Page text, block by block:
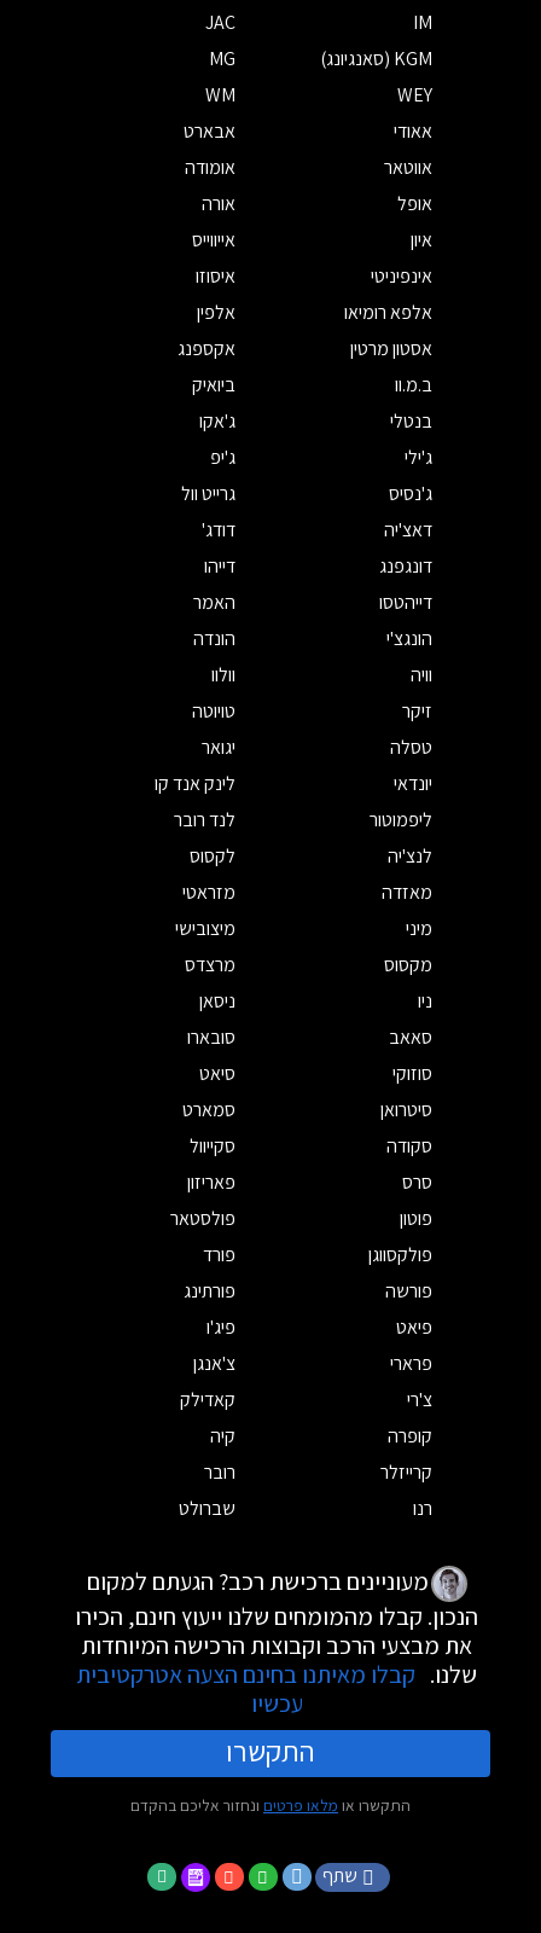
IM
JAC
KGM (סאנגיונג)
MG
WEY
WM
אאודי
אבארט
אווטאר
אומודה
אופל
אורה
איון
אייווייס
אינפיניטי
איסוזו
אלפא רומיאו
אלפין
אסטון מרטין
אקספנג
ב.מ.וו
ביואיק
בנטלי
ג'אקו
ג'ילי
ג'יפ
ג'נסיס
גרייט וול
דאצ'יה
דודג'
דונגפנג
דייהו
דייהטסו
האמר
הונגצ'י
הונדה
וויה
וולוו
זיקר
טויוטה
טסלה
יגואר
יונדאי
לינק אנד קו
ליפמוטור
לנד רובר
לנצ'יה
לקסוס
מאזדה
מזראטי
מיני
מיצובישי
מקסוס
מרצדס
ניו
ניסאן
סאאב
סובארו
סוזוקי
סיאט
סיטרואן
סמארט
סקודה
סקייוול
סרס
פאריזון
פוטון
פולסטאר
פולקסווגן
פורד
פורשה
פורתינג
פיאט
פיג'ו
פרארי
צ'אנגן
צ'רי
קאדילק
קופרה
קיה
קרייזלר
רובר
רנו
שברולט
מעוניינים ברכישת רכב? הגעתם למקום
הנכון. קבלו מהמומחים שלנו ייעוץ חינם, הכירו
את מבצעי הרכב וקבוצות הרכישה המיוחדות
שלנו. קבלו מאיתנו בחינם הצעה אטרקטיבית
עכשיו
התקשרו
התקשרו או מלאו פרטים ונחזור אליכם בהקדם
שתף